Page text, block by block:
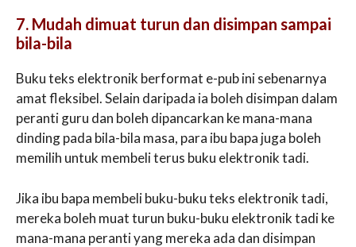
7. Mudah dimuat turun dan disimpan sampai
bila-bila
Buku teks elektronik berformat e-pub ini sebenarnya
amat fleksibel. Selain daripada ia boleh disimpan dalam
peranti guru dan boleh dipancarkan ke mana-mana
dinding pada bila-bila masa, para ibu bapa juga boleh
memilih untuk membeli terus buku elektronik tadi.
Jika ibu bapa membeli buku-buku teks elektronik tadi,
mereka boleh muat turun buku-buku elektronik tadi ke
mana-mana peranti yang mereka ada dan disimpan